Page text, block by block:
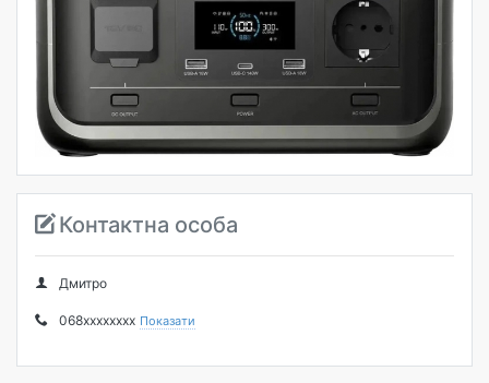
Контактна особа
Дмитро
068xxxxxxxx Показати